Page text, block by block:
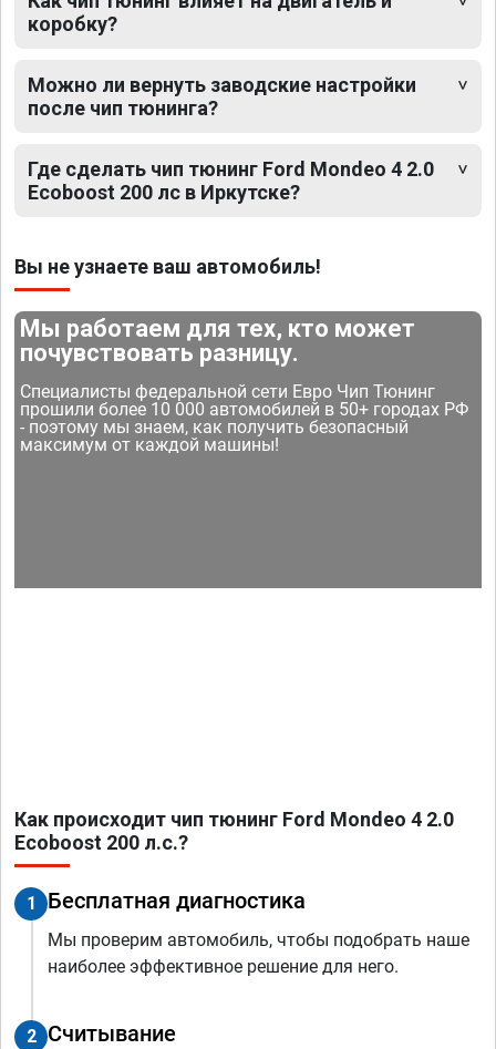
коробку?
Можно ли вернуть заводские настройки
после чип тюнинга?
Где сделать чип тюнинг Ford Mondeo 4 2.0
Ecoboost 200 лс в Иркутске?
Вы не узнаете ваш автомобиль!
Мы работаем для тех, кто может
почувствовать разницу.
Специалисты федеральной сети Евро Чип Тюнинг
прошили более 10 000 автомобилей в 50+ городах РФ
- поэтому мы знаем, как получить безопасный
максимум от каждой машины!
Как происходит чип тюнинг Ford Mondeo 4 2.0
Ecoboost 200 л.с.?
1 Бесплатная диагностика
Мы проверим автомобиль, чтобы подобрать наше
наиболее эффективное решение для него.
2 Считывание